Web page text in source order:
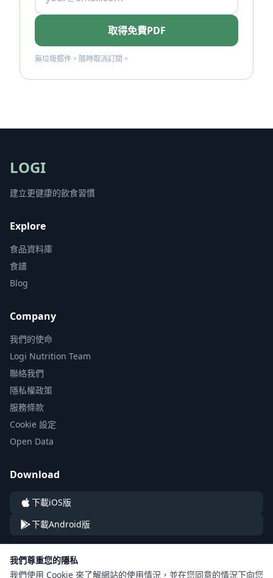
取得免費PDF
無垃圾郵件。隨時取消訂閱。
LOGI
建立更健康的飲食習慣
Explore
食品資料庫
食譜
Blog
Company
我們的使命
Logi Nutrition Team
聯絡我們
隱私權政策
服務條款
Cookie 設定
Open Data
Download
下載iOS版
下載Android版
我們尊重您的隱私
我們使用 Cookie 來了解網站的使用情況，並在您同意的情況下向您